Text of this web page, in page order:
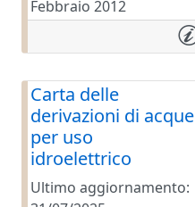
Febbraio 2012
Carta delle
derivazioni di acque
per uso
idroelettrico
Ultimo aggiornamento: